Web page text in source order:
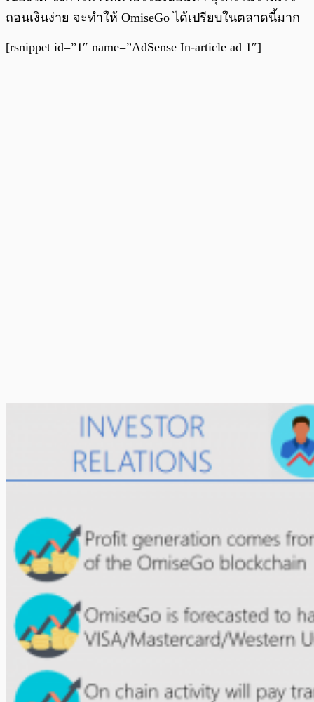
ถอนเงินง่าย จะทำให้ OmiseGo ได้เปรียบในตลาดนี้มาก
[rsnippet id=”1″ name=”AdSense In-article ad 1″]